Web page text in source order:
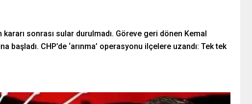
sonrası sular durulmadı. Göreve geri dönen Kemal
başladı. CHP’de ‘arınma’ operasyonu ilçelere uzandı: Tek tek